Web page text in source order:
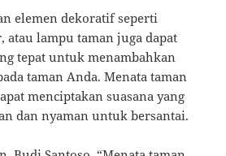
elemen dekoratif seperti
atau lampu taman juga dapat
tepat untuk menambahkan
taman Anda. Menata taman
menciptakan suasana yang
dan nyaman untuk bersantai.